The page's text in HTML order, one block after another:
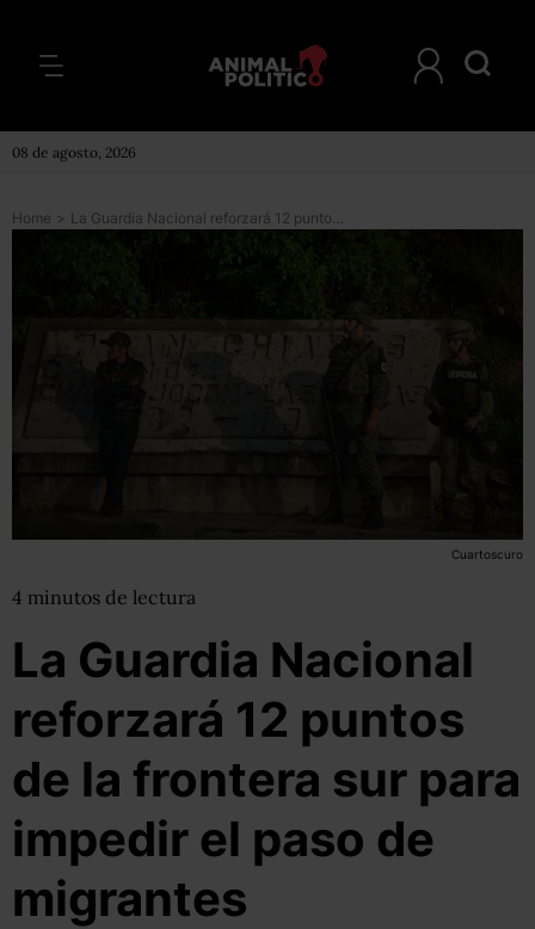
08 de agosto, 2026
Home > La Guardia Nacional reforzará 12 puntos de la frontera sur para impedir el paso de migrantes
Cuartoscuro
4 minutos de lectura
La Guardia Nacional
reforzará 12 puntos
de la frontera sur para
impedir el paso de
migrantes